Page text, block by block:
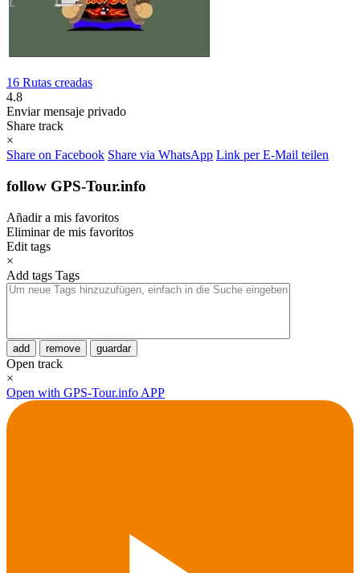
16 Rutas creadas
4.8
Enviar mensaje privado
Share track
×
Share on Facebook Share via WhatsApp Link per E-Mail teilen
follow GPS-Tour.info
Añadir a mis favoritos
Eliminar de mis favoritos
Edit tags
×
Add tags Tags
add remove guardar
Open track
×
Open with GPS-Tour.info APP